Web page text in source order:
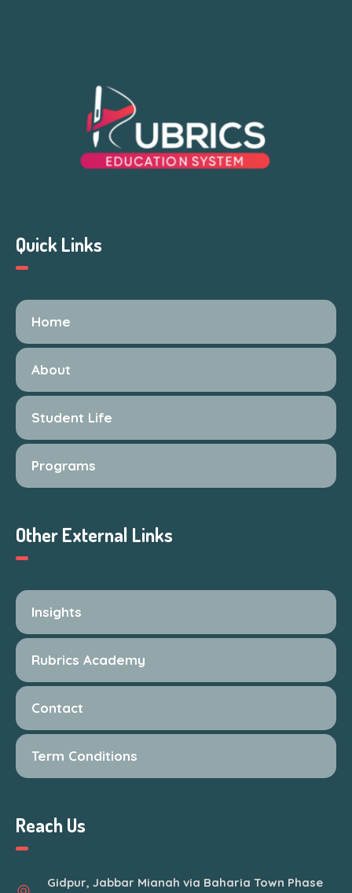
Quick Links
Home
About
Student Life
Programs
Other External Links
Insights
Rubrics Academy
Contact
Term Conditions
Reach Us
Gidpur, Jabbar Mianah via Baharia Town Phase